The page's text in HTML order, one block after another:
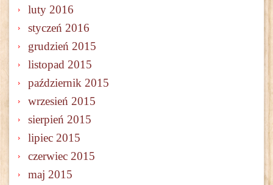
luty 2016
styczeń 2016
grudzień 2015
listopad 2015
październik 2015
wrzesień 2015
sierpień 2015
lipiec 2015
czerwiec 2015
maj 2015